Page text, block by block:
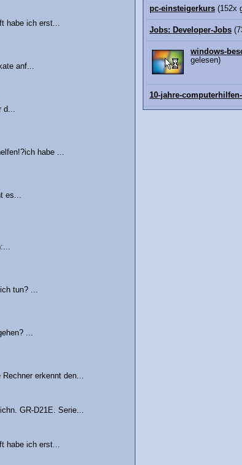
habe ich erst...
anf...
habe ...
es...
tun? ...
...
erkennt den...
GR-D21E. Serie...
habe ich erst...
pc-einsteigerkurs (152x
Jobs: Developer-Jobs
windows-
gelesen)
10-jahre-